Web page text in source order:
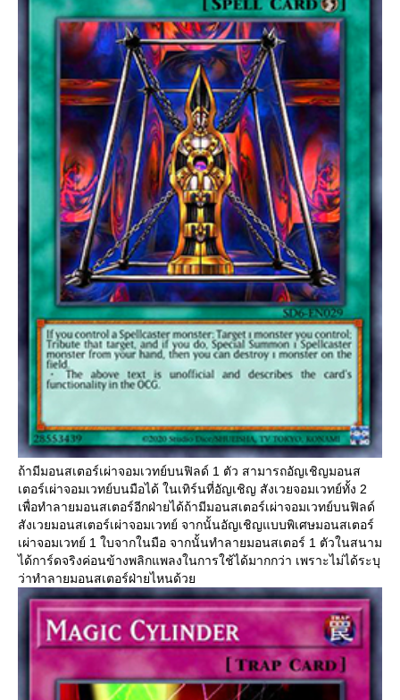
ถ้ามีมอนสเตอร์เผ่าจอมเวทย์บนฟิลด์ 1 ตัว สามารถอัญเชิญมอนส
เตอร์เผ่าจอมเวทย์บนมือได้ ในเทิร์นที่อัญเชิญ สังเวยจอมเวทย์ทั้ง 2
เพื่อทำลายมอนสเตอร์อีกฝ่ายได้ถ้ามีมอนสเตอร์เผ่าจอมเวทย์บนฟิลด์
สังเวยมอนสเตอร์เผ่าจอมเวทย์ จากนั้นอัญเชิญแบบพิเศษมอนสเตอร์
เผ่าจอมเวทย์ 1 ใบจากในมือ จากนั้นทำลายมอนสเตอร์ 1 ตัวในสนาม
ได้การ์ดจริงค่อนข้างพลิกแพลงในการใช้ได้มากกว่า เพราะไม่ได้ระบุ
ว่าทำลายมอนสเตอร์ฝ่ายไหนด้ว